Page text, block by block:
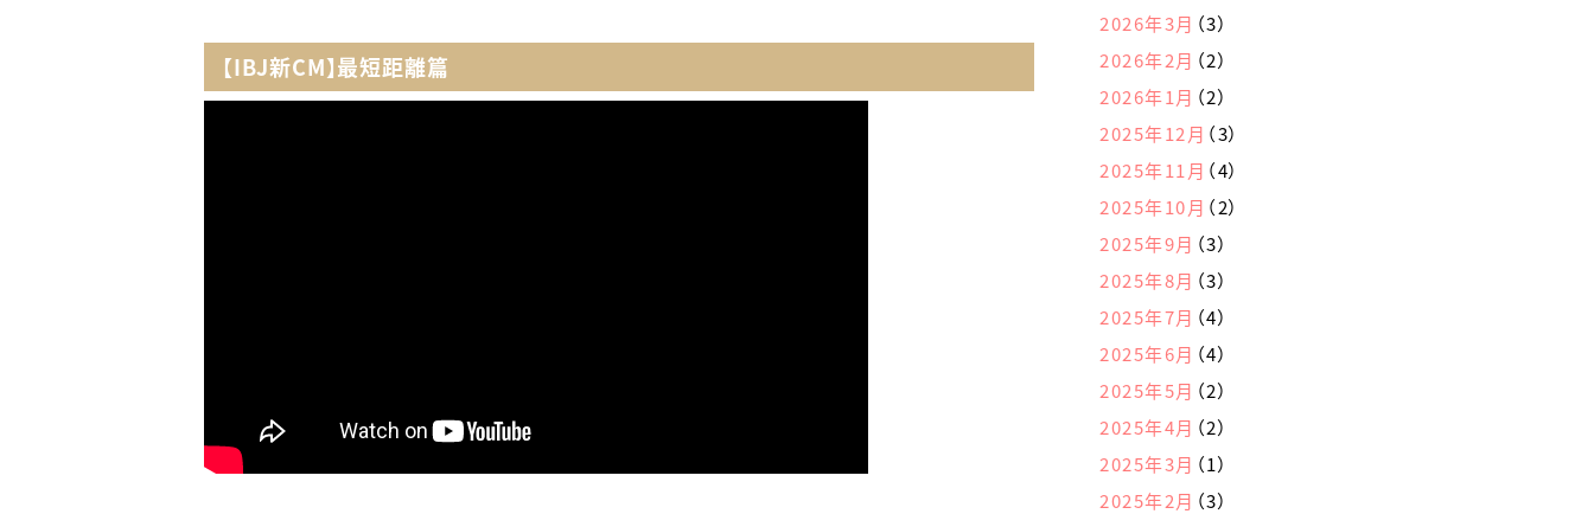
【IBJ新CM】最短距離篇
2026年3月 （3）
2026年2月 （2）
2026年1月 （2）
2025年12月 （3）
2025年11月 （4）
2025年10月 （2）
2025年9月 （3）
2025年8月 （3）
2025年7月 （4）
2025年6月 （4）
2025年5月 （2）
2025年4月 （2）
2025年3月 （1）
2025年2月 （3）